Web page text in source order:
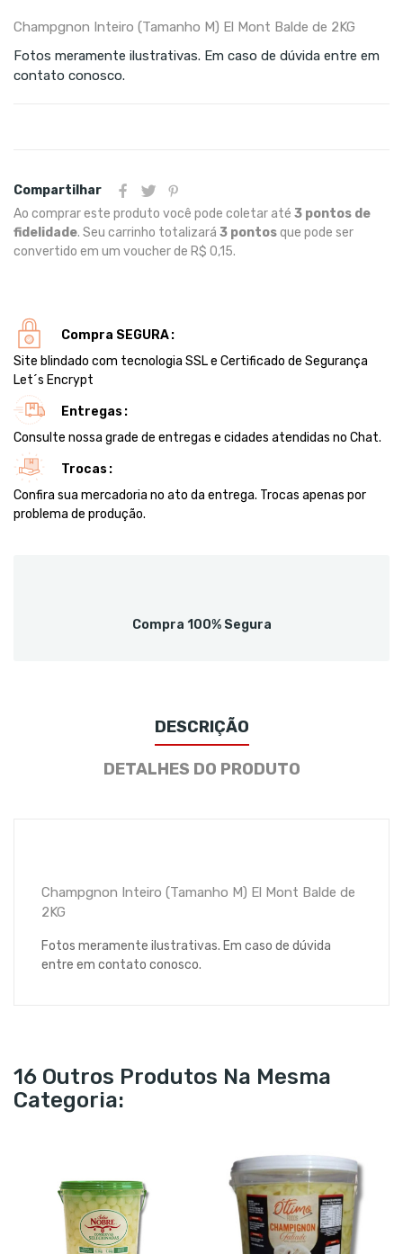
Champgnon Inteiro (Tamanho M) El Mont Balde de 2KG
Fotos meramente ilustrativas. Em caso de dúvida entre em
contato conosco.
Compartilhar
Ao comprar este produto você pode coletar até 3 pontos de
fidelidade. Seu carrinho totalizará 3 pontosque pode ser
convertido em um voucher de R$ 0,15.
Compra SEGURA
Site blindado com tecnologia SSL e Certificado de Segurança
Let´s Encrypt
Entregas
Consulte nossa grade de entregas e cidades atendidas no Chat.
Trocas
Confira sua mercadoria no ato da entrega. Trocas apenas por
problema de produção.
Compra 100% Segura
DESCRIÇÃO
DETALHES DO PRODUTO
Champgnon Inteiro (Tamanho M) El Mont Balde de
2KG
Fotos meramente ilustrativas. Em caso de dúvida
entre em contato conosco.
16 Outros Produtos Na Mesma
Categoria: